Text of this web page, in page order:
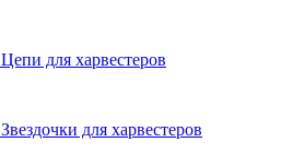
Цепи для харвестеров
Звездочки для харвестеров